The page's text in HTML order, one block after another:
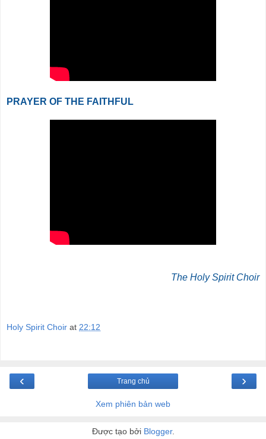
PRAYER OF THE FAITHFUL
The Holy Spirit Choir
Holy Spirit Choir at 22:12
‹ ›
Trang chủ
Xem phiên bản web
Được tạo bởi Blogger.